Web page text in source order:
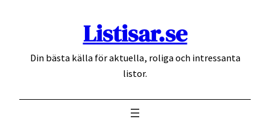
Listisar.se
Din bästa källa för aktuella, roliga och intressanta
listor.